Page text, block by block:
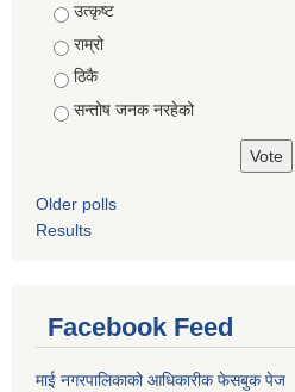
Choices
उत्कृष्ट
राम्रो
ठिकै
सन्तोष जनक नरहेको
Older polls
Results
Facebook Feed
माई नगरपालिकाको आधिकारीक फेसबुक पेज